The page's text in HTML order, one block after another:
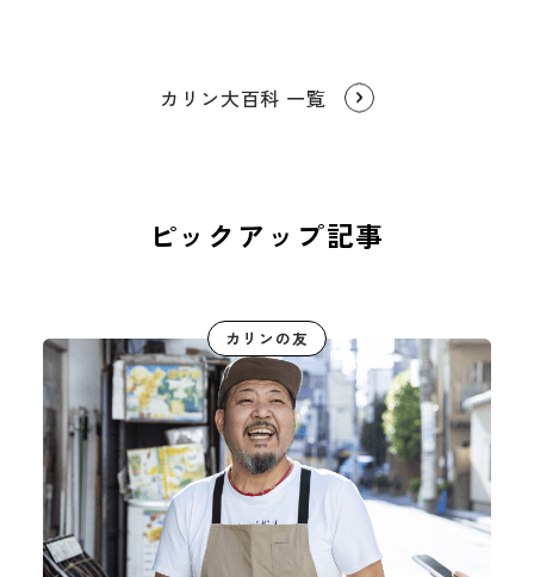
カリン大百科 一覧
ピックアップ記事
カリンの友